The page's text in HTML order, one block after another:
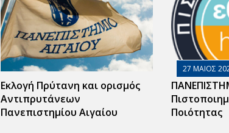
Εκλογή Πρύτανη και ορισμός
Αντιπρυτάνεων
Πανεπιστημίου Αιγαίου
27 ΜΑΙΟΣ
Ποιότητας